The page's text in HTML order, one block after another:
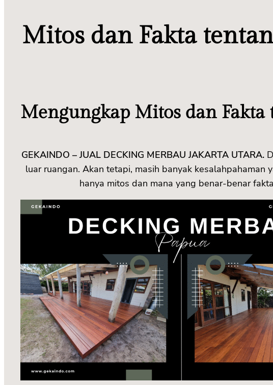
Mitos dan Fakta
Mengungkap Mitos dan
GEKAINDO – JUAL DECKING MERBAU JAKARTA UTARA.
luar ruangan. Akan tetapi, masih banyak
hanya mitos dan mana yang benar-benar